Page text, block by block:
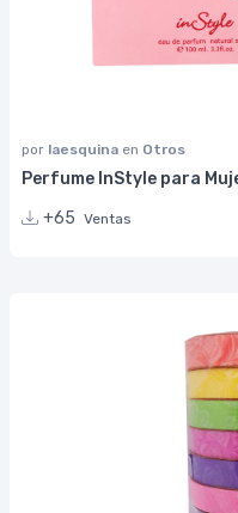
por laesquina en Otros
Perfume InStyle para
+65 Ventas